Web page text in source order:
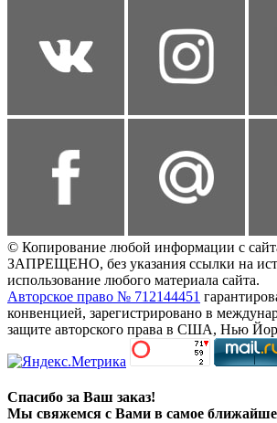
© Копирование любой информации с
ЗАПРЕЩЕНО, без указания ссылки на
использование любого материала сайта.
Авторское право № 712144451
конвенцией, зарегистрировано в
защите авторского права в США, Нью
Спасибо за Ваш заказ!
Мы свяжемся с Вами в самое